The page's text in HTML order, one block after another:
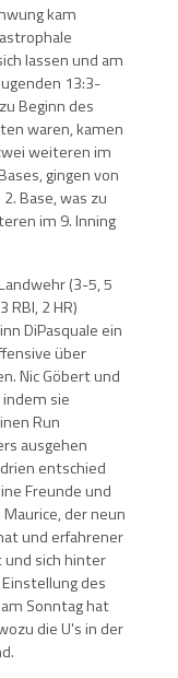
kam
lassen und am
13:3-
Beginn des
waren, kamen
weiteren im
gingen von
Base, was zu
im 9. Inning
(3-5, 5
RBI, 2 HR)
DiPasquale ein
über
Nic Göbert und
sie
Run
ausgehen
entschied
Freunde und
der neun
und erfahrener
und sich hinter
des
Sonntag hat
die U's in der